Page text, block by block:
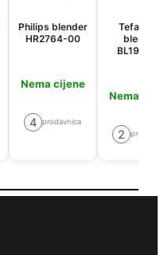
Philips blender
HR2764-00
Nema cijene
4 prodavnica
Tefal mini
blender
Nema
2